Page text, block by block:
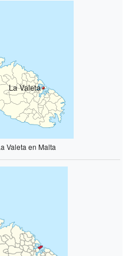
La Valeta
Valeta en Malta